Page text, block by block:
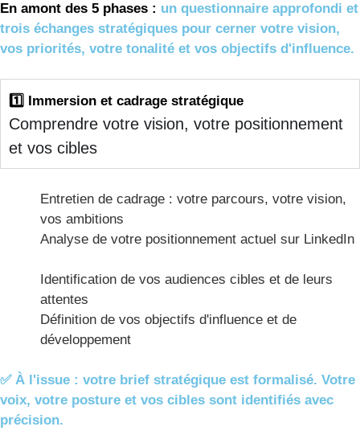
En amont des 5 phases : un questionnaire approfondi et
trois échanges stratégiques pour cerner votre vision,
vos priorités, votre tonalité et vos objectifs d'influence.
1️⃣ Immersion et cadrage stratégique
Comprendre votre vision, votre positionnement
et vos cibles
Entretien de cadrage : votre parcours, votre vision,
vos ambitions
Analyse de votre positionnement actuel sur LinkedIn
Identification de vos audiences cibles et de leurs
attentes
Définition de vos objectifs d'influence et de
développement
✅ À l'issue : votre brief stratégique est formalisé. Votre
voix, votre posture et vos cibles sont identifiés avec
précision.